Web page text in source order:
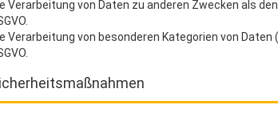
Verarbeitung von Daten zu anderen Zwecken als
Verarbeitung von besonderen Kategorien von